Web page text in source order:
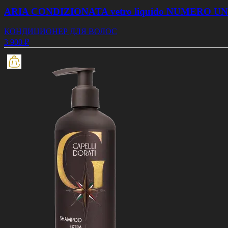
ARIA CONDIZIONATA vetro liquido NUMERO
КОНДИЦИОНЕР ДЛЯ ВОЛОС
3 900 ₽